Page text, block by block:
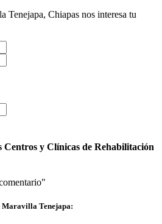
Tenejapa, Chiapas nos interesa tu
Centros y Clínicas de Rehabilitación
Maravilla Tenejapa: